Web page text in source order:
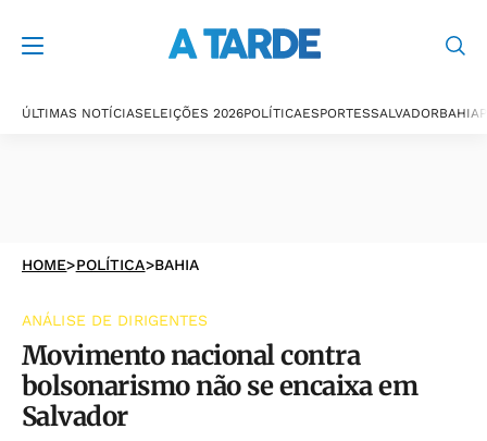
ÚLTIMAS NOTÍCIASELEIÇÕES 2026POLÍTICAESPORTESSALVADORBAHIA
HOME>POLÍTICA>BAHIA
ANÁLISE DE DIRIGENTES
Movimento nacional contra
bolsonarismo não se encaixa em
Salvador